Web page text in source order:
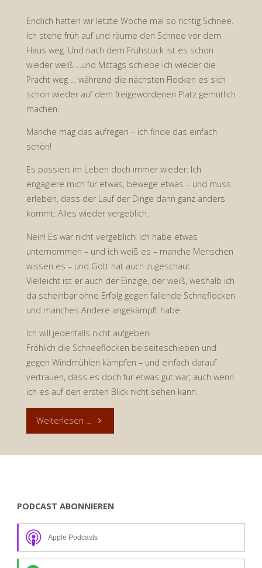
Endlich hatten wir letzte Woche mal so richtig Schnee.
Ich stehe früh auf und räume den Schnee vor dem
Haus weg. Und nach dem Frühstück ist es schon
wieder weiß …und Mittags schiebe ich wieder die
Pracht weg … während die nächsten Flocken es sich
schon wieder auf dem freigewordenen Platz gemütlich
machen.
Manche mag das aufregen – ich finde das einfach
schön!
Es passiert im Leben doch immer wieder: Ich
engagiere mich für etwas, bewege etwas – und muss
erleben, dass der Lauf der Dinge dann ganz anders
kommt: Alles wieder vergeblich.
Nein! Es war nicht vergeblich! Ich habe etwas
unternommen – und ich weiß es – manche Menschen
wissen es – und Gott hat auch zugeschaut.
Vielleicht ist er auch der Einzige, der weiß, weshalb ich
da scheinbar ohne Erfolg gegen fallende Schneflocken
und manches Andere angekämpft habe.
Ich will jedenfalls nicht aufgeben!
Fröhlich die Schneeflocken beiseiteschieben und
gegen Windmühlen kämpfen – und einfach darauf
vertrauen, dass es doch für etwas gut war; auch wenn
ich es auf den ersten Blick nicht sehen kann.
Weiterlesen ... "Immer
PODCAST ABONNIEREN
Apple Podcasts